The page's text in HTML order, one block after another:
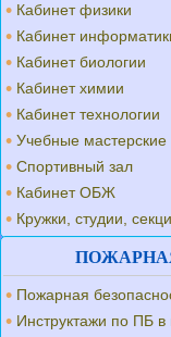
Кабинет физики
Кабинет
Кабинет биологии
Кабинет химии
Кабинет технологии
Учебные мастерские
Спортивный зал
Кабинет ОБЖ
Кружки, студии,
Пожарная
Инструктажи по ПБ в